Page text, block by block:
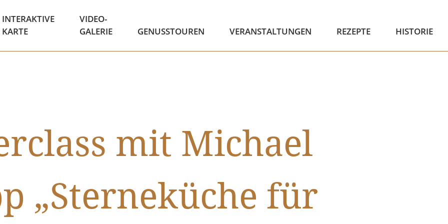
INTERAKTIVE
KARTE
VIDEO-
GALERIE
GENUSSTOUREN VERANSTALTUNGEN REZEPTE HISTORIE
mit Michael
„Sterneküche für